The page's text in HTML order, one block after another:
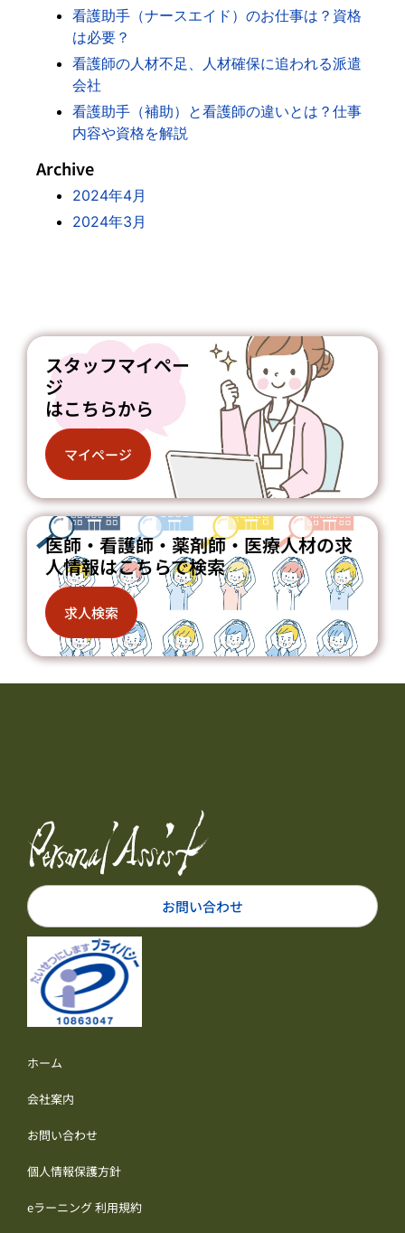
看護助手（ナースエイド）のお仕事は？資格
は必要？
看護師の人材不足、人材確保に追われる派遣
会社
看護助手（補助）と看護師の違いとは？仕事
内容や資格を解説
Archive
2024年4月
2024年3月
スタッフマイペー
ジ
はこちらから
マイページ
医師・看護師・薬剤師・医療人材の求
人情報はこちらで検索
求人検索
お問い合わせ
ホーム
会社案内
お問い合わせ
個人情報保護方針
eラーニング 利用規約